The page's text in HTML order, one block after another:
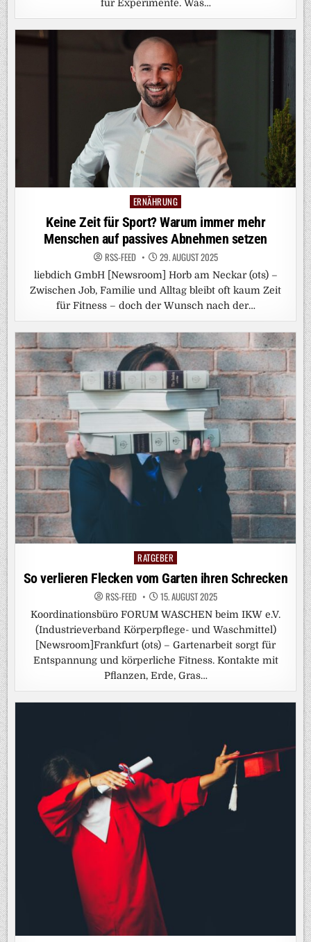
für Experimente. Was…
Posted
in
ERNÄHRUNG
Keine Zeit für Sport? Warum immer mehr
Menschen auf passives Abnehmen setzen
RSS-FEED 29. AUGUST 2025
liebdich GmbH [Newsroom] Horb am Neckar (ots) –
Zwischen Job, Familie und Alltag bleibt oft kaum Zeit
für Fitness – doch der Wunsch nach der…
Posted
RATGEBER
So verlieren Flecken vom Garten ihren Schrecken
RSS-FEED 15. AUGUST 2025
Koordinationsbüro FORUM WASCHEN beim IKW e.V.
(Industrieverband Körperpflege- und Waschmittel)
[Newsroom]Frankfurt (ots) – Gartenarbeit sorgt für
Entspannung und körperliche Fitness. Kontakte mit
Pflanzen, Erde, Gras…